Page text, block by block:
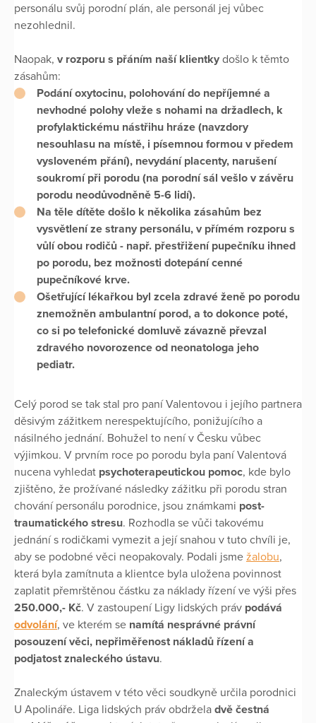
personálu svůj porodní plán, ale personál jej vůbec
nezohlednil.
Naopak, v rozporu s přáním naší klientky došlo k těmto
zásahům:
Podáníoxytocinu, polohování do nepříjemné a
nevhodné polohy vleže s nohami na držadlech, k
profylaktickému nástřihu hráze (navzdory
nesouhlasu na místě, i písemnou formou v předem
vysloveném přání), nevydání placenty, narušení
soukromí při porodu (na porodní sál vešlo v závěru
porodu neodůvodněně 5-6 lidí).
Na těle dítěte došlo k několika zásahům bez
vysvětlení ze strany personálu, v přímém rozporu s
vůlí obou rodičů - např. přestřižení pupečníku ihned
po porodu, bez možnosti dotepání cenné
pupečníkové krve.
Ošetřující lékařkou byl zcela zdravé ženě po porodu
znemožněn ambulantní porod, a to dokonce poté,
co si po telefonické domluvě závazně převzal
zdravého novorozence od neonatologa jeho
pediatr.
Celý porod se tak stal pro paní Valentovou i jejího partnera
děsivým zážitkem nerespektujícího, ponižujícího a
násilného jednání. Bohužel to není v Česku vůbec
výjimkou. V prvním roce po porodu byla paní Valentová
nucena vyhledat psychoterapeutickou pomoc, kde bylo
zjištěno, že prožívané následky zážitku při porodu stran
chování personálu porodnice, jsou známkami post-
traumatického stresu. Rozhodla se vůči takovému
jednání s rodičkami vymezit a její snahou v tuto chvíli je,
aby se podobné věci neopakovaly. Podali jsme žalobu,
která byla zamítnuta a klientce byla uložena povinnost
zaplatit přemrštěnou částku za náklady řízení ve výši přes
250.000,- Kč. V zastoupení Ligy lidských práv podává
odvolání, ve kterém se namítá nesprávné právní
posouzení věci, nepřiměřenost nákladů řízení a
podjatost znaleckého ústavu.
Znaleckým ústavem v této věci soudkyně určila porodnici
U Apolináře. Liga lidských práv obdržela dvě čestná